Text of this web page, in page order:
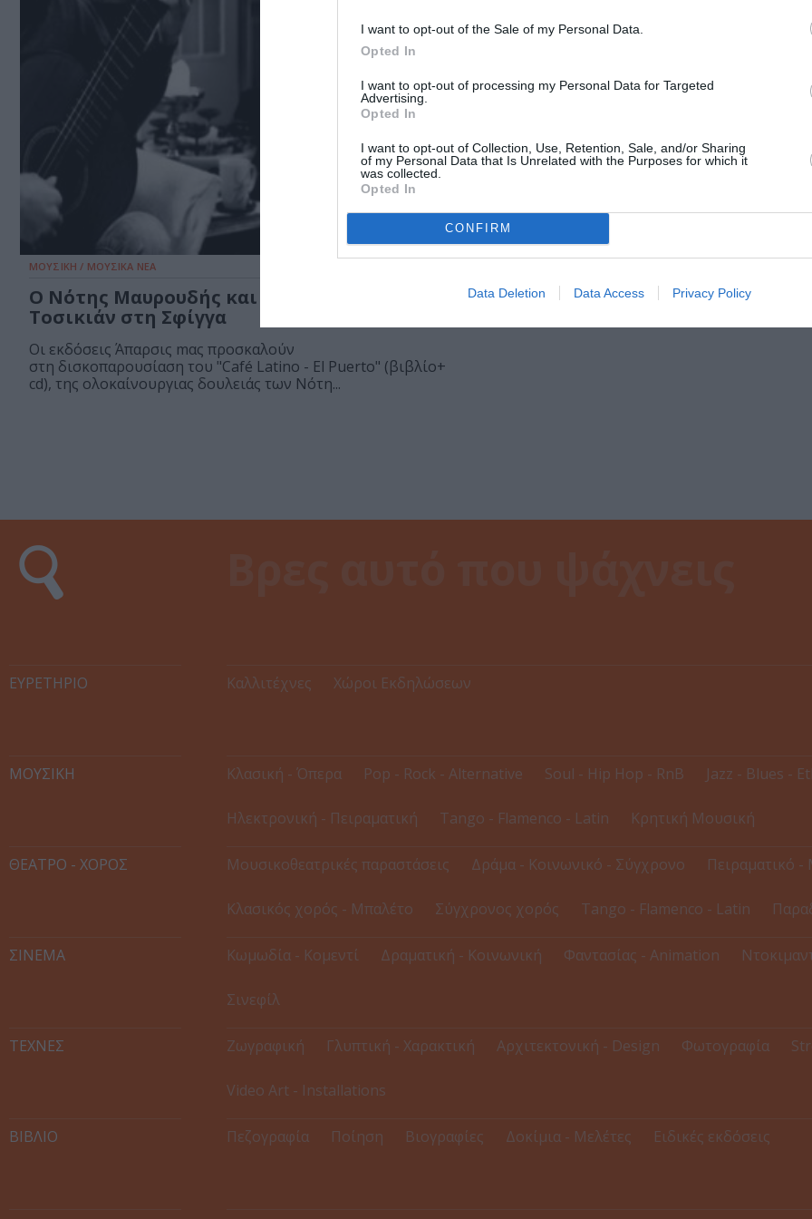
I want to opt-out of the Sale of my Personal Data.
Opted In
I want to opt-out of processing my Personal Data for Targeted
Advertising.
Opted In
I want to opt-out of Collection, Use, Retention, Sale, and/or Sharing
of my Personal Data that Is Unrelated with the Purposes for which it
was collected.
Opted In
CONFIRM
Data Deletion Data Access Privacy Policy
ΜΟΥΣΙΚΗ / ΜΟΥΣΙΚΑ ΝΕΑ
Ο Νότης Μαυρουδής και ο Γιώργος
Τοσικιάν στη Σφίγγα
Οι εκδόσεις Άπαρσις mας προσκαλούν
στη δισκοπαρουσίαση του "Café Latino - El Puerto" (βιβλίο+
cd), της ολοκαίνουργιας δουλειάς των Νότη...
ΕΥΡΕΤΉΡΙΟ Καλλιτέχνες Χώροι Εκδηλώσεων
ΜΟΥΣΙΚΗ Κλασική - Όπερα Pop - Rock - Alternative Soul - Hip Hop - RnB Jazz - Blues -
Ηλεκτρονική - Πειραματική Tango - Flamenco - Latin Κρητική Μουσική
ΘΕΑΤΡΟ - ΧΟΡΟΣ Μουσικοθεατρικές παραστάσεις Δράμα - Κοινωνικό - Σύγχρονο Πειραματικό
Κλασικός χορός - Μπαλέτο Σύγχρονος χορός Tango - Flamenco - Latin
ΣΙΝΕΜΑ Κωμωδία - Κομεντί Δραματική - Κοινωνική Φαντασίας - Animation
Σινεφίλ
ΤΕΧΝΕΣ Ζωγραφική Γλυπτική - Χαρακτική Αρχιτεκτονική - Design Φωτογραφία
Video Art - Installations
ΒΙΒΛΙΟ Πεζογραφία Ποίηση Βιογραφίες Δοκίμια - Μελέτες Ειδικές εκδόσεις